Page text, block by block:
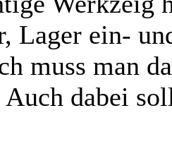
Lager ein-
muss man
Auch dabei